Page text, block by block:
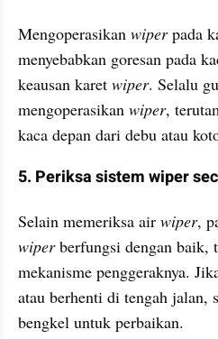
Mengoperasikan wiper pada
menyebabkan goresan pada
keausan karet wiper. Selalu
mengoperasikan wiper,
kaca depan dari debu atau
5. Periksa sistem wiper
Selain memeriksa air wiper
wiper berfungsi dengan baik,
mekanisme penggeraknya.
atau berhenti di tengah jalan,
bengkel untuk perbaikan.